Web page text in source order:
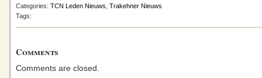
Categories: TCN Leden Nieuws Trakehner Nieuws
Tags:
Comments
Comments are closed.